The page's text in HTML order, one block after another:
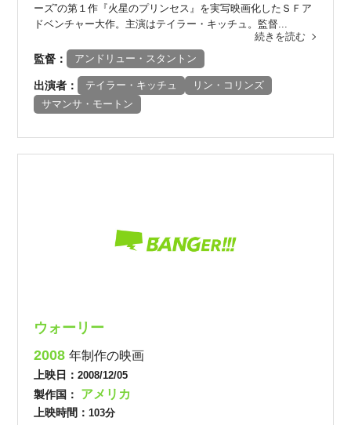
ーズ”の第１作『火星のプリンセス』を実写映画化したＳＦア
ドベンチャー大作。主演はテイラー・キッチュ。監督...
続きを読む
監督： アンドリュー・スタントン
出演者： テイラー・キッチュ
リン・コリンズ
サマンサ・モートン
ウォーリー
2008年制作の映画
上映日：2008/12/05
製作国： アメリカ
上映時間：103分